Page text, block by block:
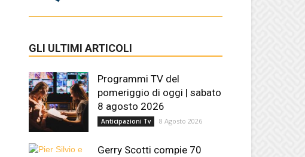
GLI ULTIMI ARTICOLI
Programmi TV del
pomeriggio di oggi | sabato
8 agosto 2026
Anticipazioni Tv 8 Agosto 2026
Gerry Scotti compie 70